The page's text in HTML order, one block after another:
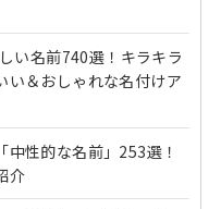
い名前740選！キラキラ
い＆おしゃれな名付けア
性的な名前」253選！
介